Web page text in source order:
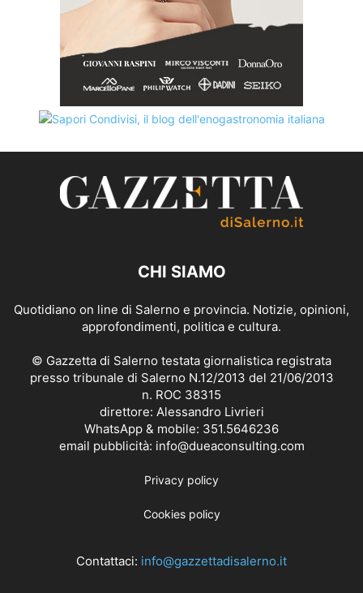
CHI SIAMO
Quotidiano on line di Salerno e provincia. Notizie, opinioni,
approfondimenti, politica e cultura.
© Gazzetta di Salerno testata giornalistica registrata
presso tribunale di Salerno N.12/2013 del 21/06/2013
n. ROC 38315
direttore: Alessandro Livrieri
WhatsApp & mobile: 351.5646236
email pubblicità: info@dueaconsulting.com
Privacy policy
Cookies policy
Contattaci: info@gazzettadisalerno.it